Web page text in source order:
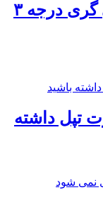
کلاس تئوری مربی گری درجه ۳
تپل داشته